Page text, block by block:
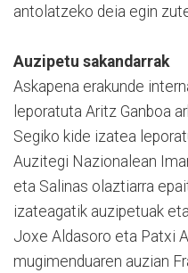
antolatzeko deia egin
Auzipetu sakandarrak
Askapena erakunde
leporatuta Aritz Ganboa
Segiko kide izatea
Auzitegi Nazionalean
eta Salinas olaztiarra
izateagatik auzipetuak
Joxe Aldasoro eta Patxi
mugimenduaren auzian